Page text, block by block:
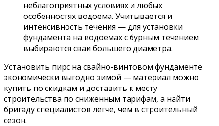
неблагоприятных условиях и любых
особенностях водоема. Учитывается и
интенсивность течения — для установки
фундамента на водоемах с бурным течением
выбираются сваи большего диаметра.
Установить пирс на свайно-винтовом фундаменте
экономически выгодно зимой — материал можно
купить по скидкам и доставить к месту
строительства по сниженным тарифам, а найти
бригаду специалистов легче, чем в строительный
сезон.